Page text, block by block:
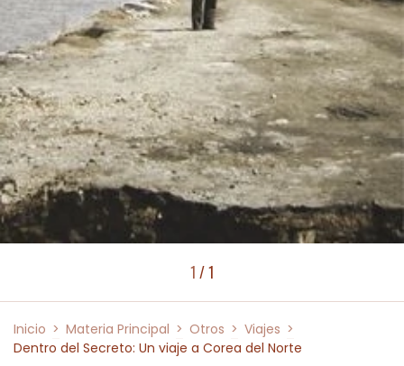
1 /1
Inicio > Materia Principal > Otros > Viajes >
Dentro del Secreto: Un viaje a Corea del Norte